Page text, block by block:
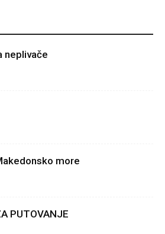
neplivače
more
PUTOVANJE